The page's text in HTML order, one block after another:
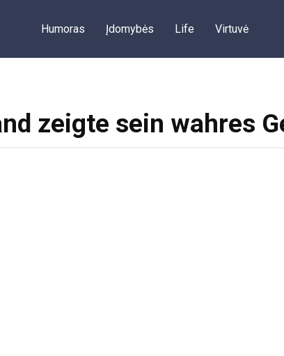
Humoras Įdomybės Life Virtuvė
zeigte sein wahres